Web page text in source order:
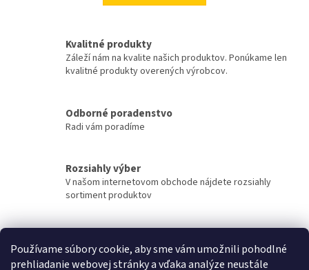
Používame súbory cookie, aby sme vám umožnili pohodlné
prehliadanie webovej stránky a vďaka analýze neustále
Kvalitné produkty
Záleží nám na kvalite našich produktov. Ponúkame len
kvalitné produkty overených výrobcov.
Odborné poradenstvo
Radi vám poradíme
Rozsiahly výber
V našom internetovom obchode nájdete rozsiahly
sortiment produktov
Tovar sa snažíme doručiť v najkratšom možnom čase.